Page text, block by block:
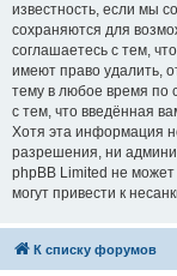
известность, если мы
сохраняются для
соглашаетесь с тем,
имеют право удалить,
тему в любое время по
с тем, что введённая
Хотя эта информация
разрешения, ни
phpBB Limited не может
могут привести к
К списку форумов